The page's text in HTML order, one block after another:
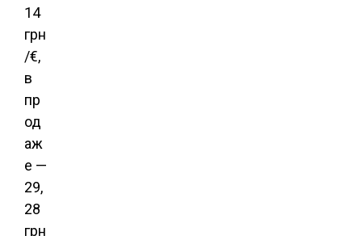
14
грн
/€,
в
пр
од
аж
е —
29,
28
грн